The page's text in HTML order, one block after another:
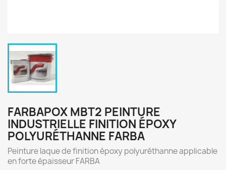
FARBAPOX MBT2 PEINTURE
INDUSTRIELLE FINITION ÉPOXY
POLYURÉTHANNE FARBA
Peinture laque de finition époxy polyuréthanne applicable
en forte épaisseur FARBA